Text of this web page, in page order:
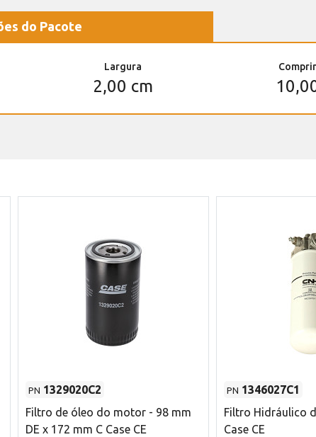
do Pacote
Largura
2,00 cm
PN 1329020C2
Filtro de óleo do motor - 98 mm
DE x 172 mm C Case CE
PN 1346027C1
Filtro Hidráulico
Case CE